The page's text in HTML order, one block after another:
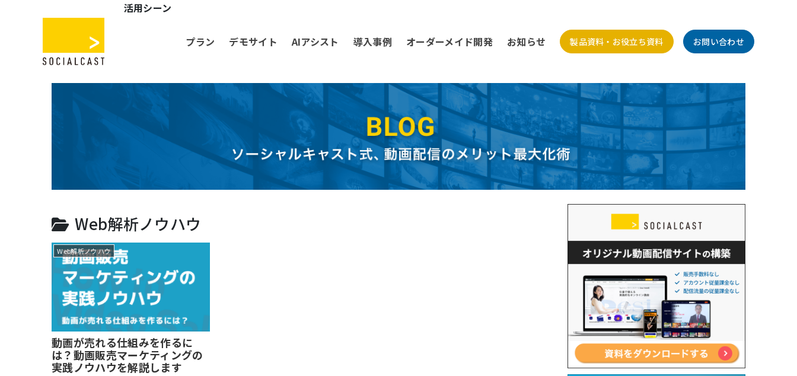
活用シーン
プラン デモサイト AIアシスト 導入事例 オーダーメイド開発 お知らせ 製品資料・お役立ち資料 お問い合わせ
Web解析ノウハウ
Web解析ノウハウ
動画が売れる仕組みを作るに
は？動画販売マーケティングの
実践ノウハウを解説します